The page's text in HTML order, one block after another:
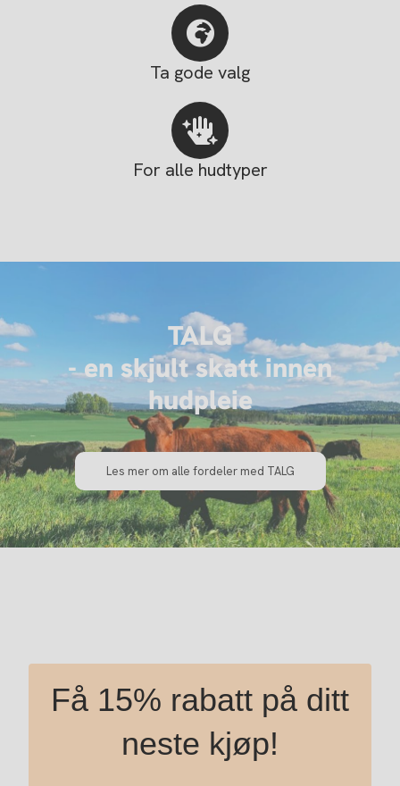
Ta gode valg
For alle hudtyper
TALG
- en skjult skatt innen
hudpleie
Les mer om alle fordeler med TALG
Få 15% rabatt på ditt
neste kjøp!